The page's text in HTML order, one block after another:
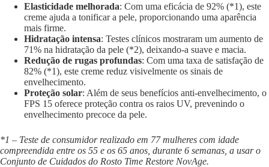
Elasticidade melhorada: Com uma eficácia de 92% (*1), este
creme ajuda a tonificar a pele, proporcionando uma aparência
mais firme.
Hidratação intensa: Testes clínicos mostraram um aumento de
71% na hidratação da pele (*2), deixando-a suave e macia.
Redução de rugas profundas: Com uma taxa de satisfação de
82% (*1), este creme reduz visivelmente os sinais de
envelhecimento.
Proteção solar: Além de seus benefícios anti-envelhecimento, o
FPS 15 oferece proteção contra os raios UV, prevenindo o
envelhecimento precoce da pele.
*1 – Teste de consumidor realizado em 77 mulheres com idade
compreendida entre os 55 e os 65 anos, durante 6 semanas, a usar o
Conjunto de Cuidados do Rosto Time Restore NovAge.